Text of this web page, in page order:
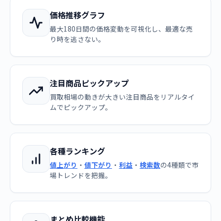
価格推移グラフ
最大180日間の価格変動を可視化し、最適な売
り時を逃さない。
注目商品ピックアップ
買取相場の動きが大きい注目商品をリアルタイ
ムでピックアップ。
各種ランキング
値上がり ・ 値下がり ・ 利益 ・ 検索数の4種類で市
場トレンドを把握。